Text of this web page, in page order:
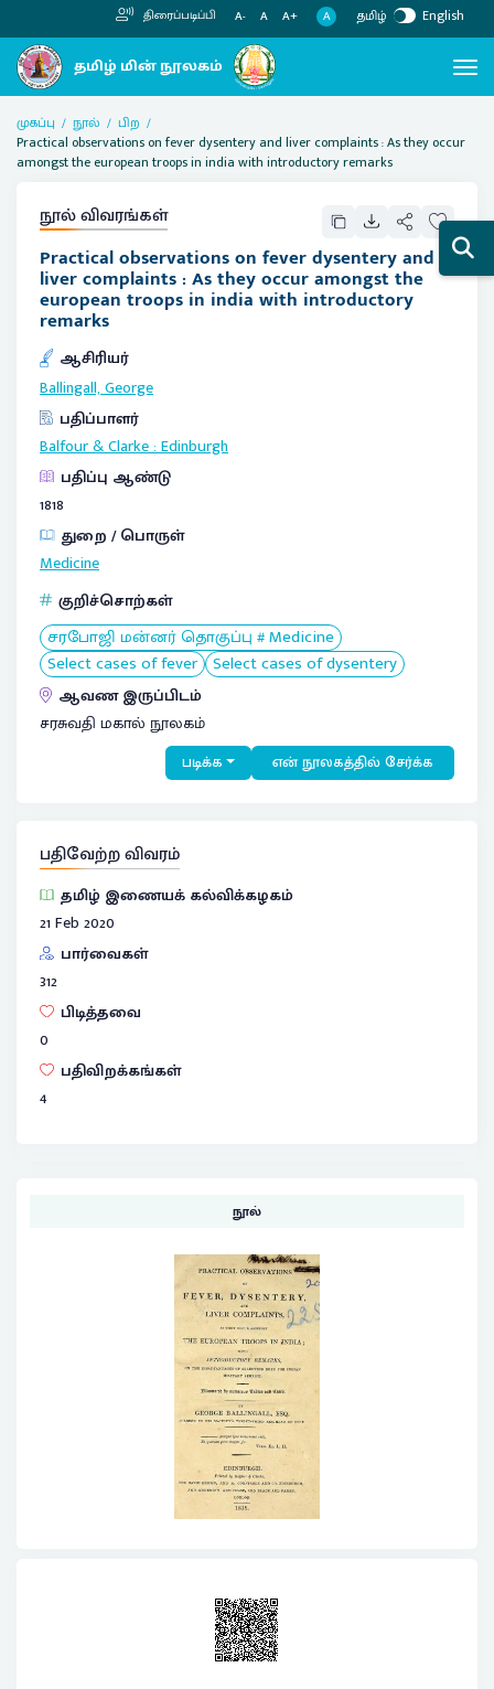
திரைப்படிப்பி A- A A+ A தமிழ் English
முகப்பு நூல்
பிற
Practical observations on fever dysentery and liver complaints : As they occur
amongst the european troops in india with introductory remarks
நூல் விவரங்கள்
Practical observations on fever dysentery and
liver complaints : As they occur amongst the
european troops in india with introductory
remarks
ஆசிரியர்
Ballingall, George
பதிப்பாளர்
Balfour & Clarke:Edinburgh
பதிப்பு ஆண்டு
1818
துறை / பொருள்
Medicine
குறிச்சொற்கள்
சரபோஜி மன்னர் தொகுப்பு # Medicine
Select cases of fever Select cases of dysentery
ஆவண இருப்பிடம்
சரசுவதி மகால் நூலகம்
படிக்க என் நூலகத்தில் சேர்க்க
பதிவேற்ற விவரம்
தமிழ் இணையக் கல்விக்கழகம்
21 Feb 2020
பார்வைகள்
312
பிடித்தவை
0
பதிவிறக்கங்கள்
4
நூல்